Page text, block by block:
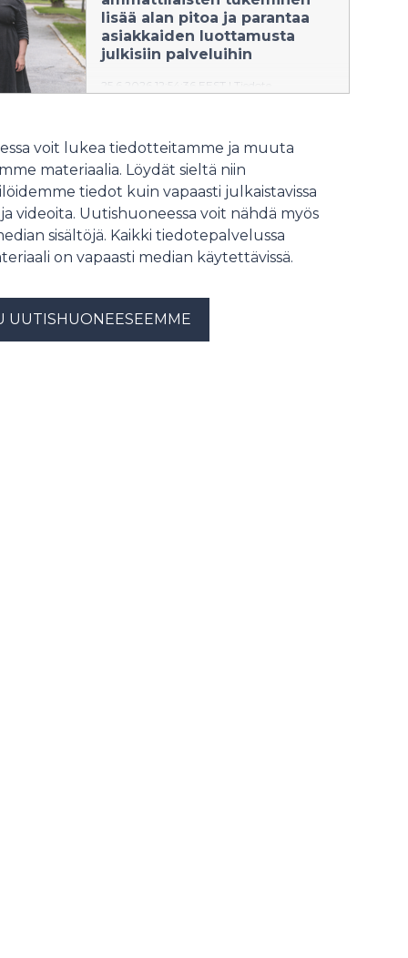
automaatiojärjestelmiin,
robotiikkaan, mittaustekniikkaan,
tekoälyyn sekä teollisen datan
lisää alan pitoa ja parantaa
asiakkaiden luottamusta
julkisiin palveluihin
25.6.2026 12:54:36 EEST | Tiedote
palveluiden ammattilaisten
kuormitustekijöitä, kun sosiaali- ja
terveysalan murros on tehnyt työstä
vuorovaikutteisempaa ja
kompleksisempaa. Salla Maijalan
sosiaali- ja terveyshallintotieteiden
väitös tarjoaa tutkittua tietoa
voit lukea tiedotteitamme ja muuta
materiaalia. Löydät sieltä niin
tiedot kuin vapaasti julkaistavissa
videoita. Uutishuoneessa voit nähdä myös
sisältöjä. Kaikki tiedotepalvelussa
on vapaasti median käytettävissä.
UUTISHUONEESEEMME